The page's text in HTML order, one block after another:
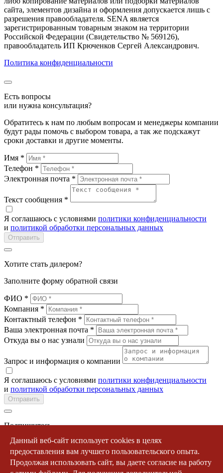
сайта, элементов дизайна и оформления допускается лишь с
разрешения правообладателя. SENA является
зарегистрированным товарным знаком на территории
Российской Федерации (Свидетельство № 569126),
правообладатель ИП Крюченков Сергей Александрович.
Политика конфиденциальности
Данный веб-сайт использует cookies в целях
предоставления вам лучшего пользовательского опыта.
Продолжая использовать сайт, вы даете согласие на работу
Есть вопросы
или нужна консультация?
Обратитесь к нам по любым вопросам и менеджеры компании
будут рады помочь с выбором товара, а так же подскажут
сроки доставки и другие моменты.
Имя *
Телефон *
Электронная почта *
Текст сообщения *
Я соглашаюсь c условиями политики конфиденциальности
и политикой обработки персональных данных
Отправить
Хотите стать дилером?
Заполните форму обратной связи
ФИО *
Компания *
Контактный телефон *
Ваша электронная почта *
Откуда вы о нас узнали
Запрос и информация о компании
Я соглашаюсь c условиями политики конфиденциальности
и политикой обработки персональных данных
Отправить
Подпишитесь
Имя *
Электронная почта *